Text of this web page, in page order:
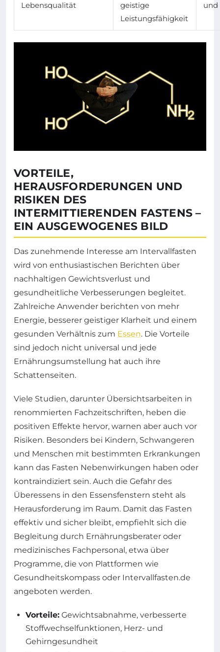
Lebensqualität
geistige
Leistungsfähigkeit
und
VORTEILE,
HERAUSFORDERUNGEN UND
RISIKEN DES
INTERMITTIERENDEN FASTENS –
EIN AUSGEWOGENES BILD
Das zunehmende Interesse am Intervallfasten
wird von enthusiastischen Berichten über
nachhaltigen Gewichtsverlust und
gesundheitliche Verbesserungen begleitet.
Zahlreiche Anwender berichten von mehr
Energie, besserer geistiger Klarheit und einem
gesunden Verhältnis zum Essen. Die Vorteile
sind jedoch nicht universal und jede
Ernährungsumstellung hat auch ihre
Schattenseiten.
Viele Studien, darunter Übersichtsarbeiten in
renommierten Fachzeitschriften, heben die
positiven Effekte hervor, warnen aber auch vor
Risiken. Besonders bei Kindern, Schwangeren
und Menschen mit bestimmten Erkrankungen
kann das Fasten Nebenwirkungen haben oder
kontraindiziert sein. Auch die Gefahr des
Überessens in den Essensfenstern steht als
Herausforderung im Raum. Damit das Fasten
effektiv und sicher bleibt, empfiehlt sich die
Begleitung durch Ernährungsberater oder
medizinisches Fachpersonal, etwa über
Programme, die von Plattformen wie
Gesundheitskompass oder Intervallfasten.de
angeboten werden.
Vorteile: Gewichtsabnahme, verbesserte
Stoffwechselfunktionen, Herz- und
Gehirngesundheit